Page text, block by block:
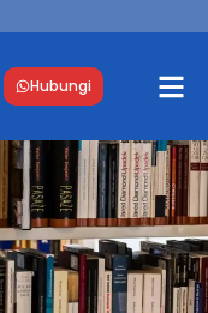
Hubungi